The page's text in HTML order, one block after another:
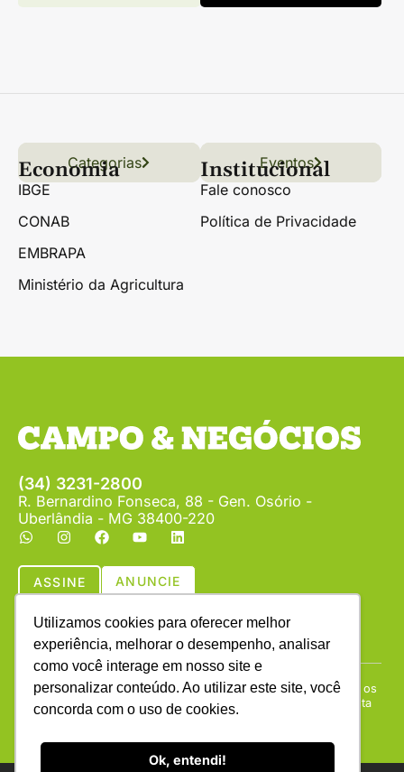
Utilizamos cookies para oferecer melhor
experiência, melhorar o desempenho, analisar
como você interage em nosso site e
personalizar conteúdo. Ao utilizar este site, você
concorda com o uso de cookies.
Ok, entendi!
Links úteis
Conteúdo Grãos
Florestas Hortifrúti
Categorias Eventos
Economia
IBGE
CONAB
EMBRAPA
Ministério da Agricultura
Institucional
Fale conosco
Política de Privacidade
(34) 3231-2800
R. Bernardino Fonseca, 88 - Gen. Osório -
Uberlândia - MG 38400-220
ASSINE ANUNCIE
Copyright © (1990 - 2026) Revista Campo & Negócios. Todos os
direitos reservados. É proibida a reprodução do conteúdo desta
página em qualquer meio de comunicação, eletrônico ou